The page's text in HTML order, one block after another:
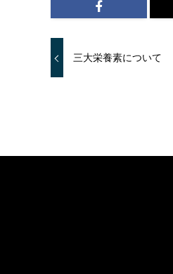
三大栄養素について